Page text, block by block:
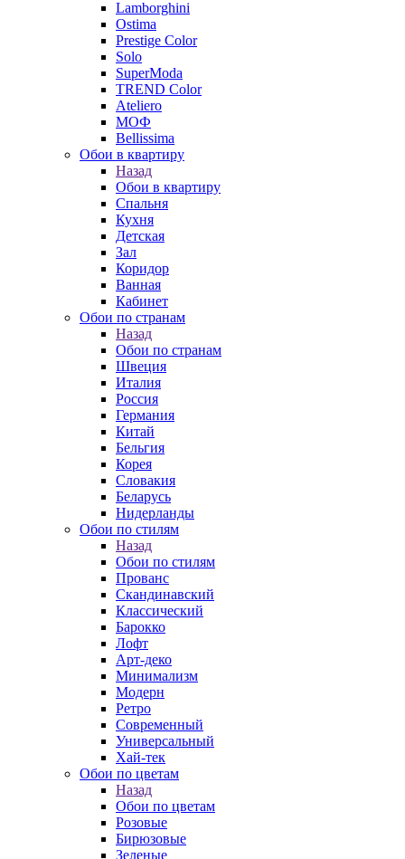
Lamborghini
Ostima
Prestige Color
Solo
SuperModa
TREND Color
Ateliero
МОФ
Bellissima
Обои в квартиру
Назад
Обои в квартиру
Спальня
Кухня
Детская
Зал
Коридор
Ванная
Кабинет
Обои по странам
Назад
Обои по странам
Швеция
Италия
Россия
Германия
Китай
Бельгия
Корея
Словакия
Беларусь
Нидерланды
Обои по стилям
Назад
Обои по стилям
Прованс
Скандинавский
Классический
Барокко
Лофт
Арт-деко
Минимализм
Модерн
Ретро
Современный
Универсальный
Хай-тек
Обои по цветам
Назад
Обои по цветам
Розовые
Бирюзовые
Зеленые